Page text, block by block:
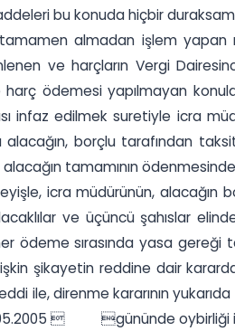
bu konuda hiçbir
almadan işlem yapan
ve harçların Vergi
ödemesi yapılmayan
infaz edilmek suretiyle icra
borçlu tarafından
tamamının
icra müdürünün,
ve üçüncü şahıslar
ödeme sırasında yasa gereği
şikayetin reddine dair
ile, direnme kararının
 gününde oybirliği